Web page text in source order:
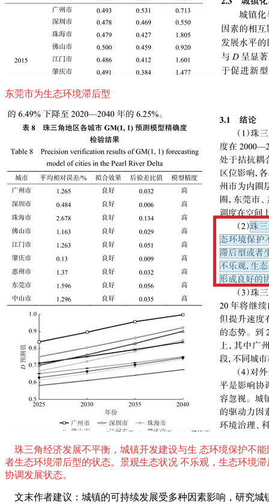
东莞市为生态环境滞后型
珠三角经济发展不平衡，城镇开发建设与生 态环境保护不
者生态环境滞后型的状态。景观生态状况 不乐观，生态环境
协调发展状态。
文末作者建议：城镇的可持续发展受多种因素影响，研究城